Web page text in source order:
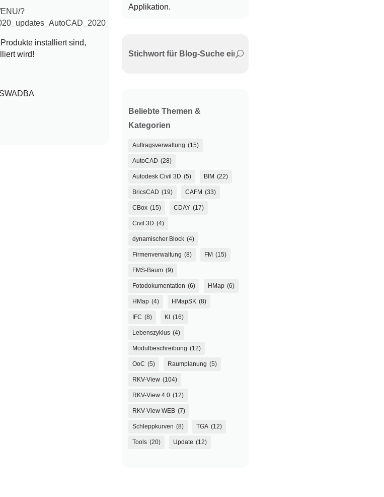
?
installiert sind,
wird!
Applikation.
Beliebte Themen &
Kategorien
Auftragsverwaltung (15)
AutoCAD (28)
Autodesk Civil 3D (5) BIM (22)
BricsCAD (19) CAFM (33)
CBox (15) CDAY (17)
Civil 3D (4)
dynamischer Block (4)
Firmenverwaltung (8) FM (15)
FMS-Baum (9)
Fotodokumentation (6) HMap (6)
HMap (4) HMapSK (8)
IFC (8) KI (16)
Lebenszyklus (4)
Modulbeschreibung (12)
OoC (5) Raumplanung (5)
RKV-View (104)
RKV-View 4.0 (12)
RKV-View WEB (7)
Schleppkurven (8) TGA (12)
Tools (20) Update (12)